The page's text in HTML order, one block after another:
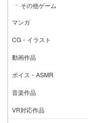
その他ゲーム
マンガ
CG・イラスト
動画作品
ボイス・ASMR
音楽作品
VR対応作品